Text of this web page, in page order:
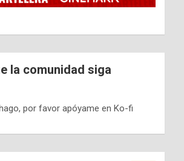
la comunidad siga
por favor apóyame en Ko-fi